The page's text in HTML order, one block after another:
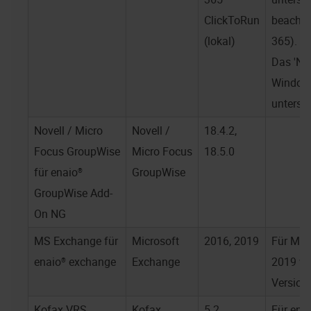
ClickToRun
(lokal)
365).
Das
Novell / Micro
Focus GroupWise
für enaio®
GroupWise Add-
On NG
Novell /
Micro Focus
GroupWise
18.4.2,
18.5.0
MS Exchange für
enaio® exchange
Microsoft
Exchange
2016, 2019
Für MS
2019